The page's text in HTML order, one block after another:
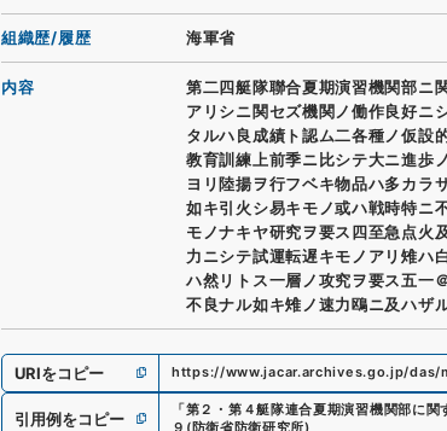
組織歴/履歴 海軍省
内容
第二四艇隊聯合夏期演習機関部ニ
アリシニ関セズ機関ノ働作良好ニ
タルハ良成績ト認ム二各種ノ仮設
教育訓練上前季ニ比シテ大ニ進歩
ヨリ陸揚ヲ行フベキ物品ハ多カラ
如キ引火シ易キモノ或ハ戦時特ニ
モノナキヤ研究ヲ要ス四至急点火
力ニシテ試運転遅キモノアリ雉ハ
ハ然リトス一層ノ攻究ヲ要ス五一
不良ナル如キ雉ノ速力鴎ニ及ハザ
URIをコピー https://www.jacar.archives.go.jp/das/
引用例をコピー 「第２・第４艇隊連合夏期演習機関部に関
９ (防衛省防衛研究所)